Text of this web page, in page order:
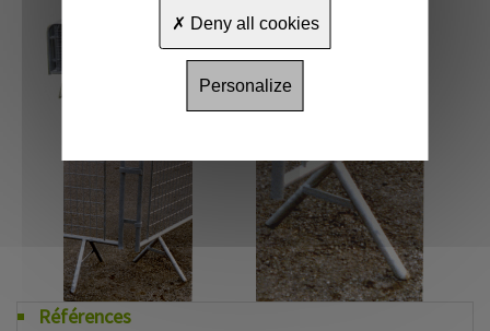
Références
Deny all cookies
Personalize